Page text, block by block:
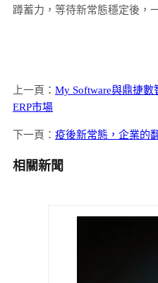
蹲蓄力，等待新常態穩定後，
上一頁： My Software與鼎捷
ERP市場
下一頁： 疫後新常態，企業的
相關新聞